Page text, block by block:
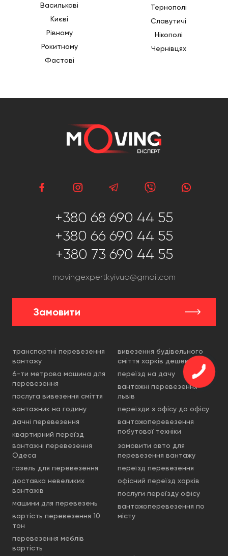
Василькові
Києві
Рівному
Рокитному
Фастові
Тернополі
Славутичі
Нікополі
Чернівцях
+380 68 690 44 55
+380 66 690 44 55
+380 73 690 44 55
movingexpertkyivua@gmail.com
Замовити
транспортні перевезення
вантажу
6-ти метрова машина для
перевезення
послуга вивезення сміття
вантажник на годину
дачні перевезення
квартирний переїзд
вивезення будівельного
сміття харків дешево
переїзд на дачу
вантажні перевезення
львів
переїзди з офісу до офісу
вантажоперевезення
побутової техніки
вантажні перевезення
Одеса
газель для перевезення
доставка невеликих
вантажів
машини для перевезень
вартість перевезення 10
тон
перевезення меблів
вартість
замовити авто для
перевезення вантажу
переїзд перевезення
офісний переїзд харків
послуги переїзду офісу
вантажоперевезення по
місту